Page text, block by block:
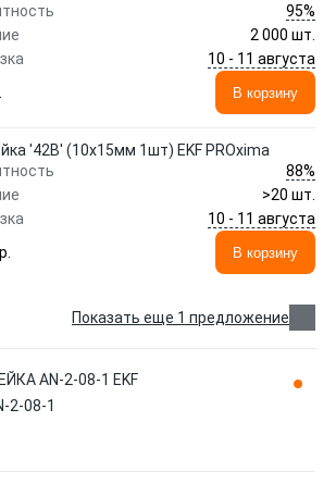
95%
2 000 шт.
10 - 11 августа
В корзину
'42В' (10х15мм 1шт) EKF PROxima
88%
>20 шт.
10 - 11 августа
В корзину
Показать еще 1 предложение
AN-2-08-1 EKF
2-08-1